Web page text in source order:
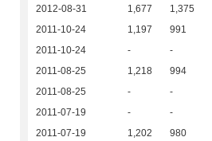
2012-08-31 1,677 1,375
2011-10-24 1,197 991
2011-10-24 - -
2011-08-25 1,218 994
2011-08-25 - -
2011-07-19 - -
2011-07-19 1,202 980